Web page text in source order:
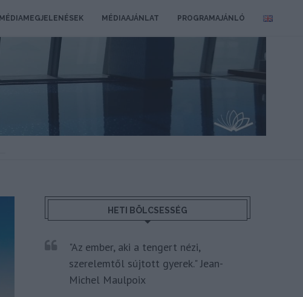
MÉDIAMEGJELENÉSEK MÉDIAAJÁNLAT PROGRAMAJÁNLÓ
HETI BÖLCSESSÉG
"Az ember, aki a tengert nézi,
szerelemtől sújtott gyerek." Jean-
Michel Maulpoix